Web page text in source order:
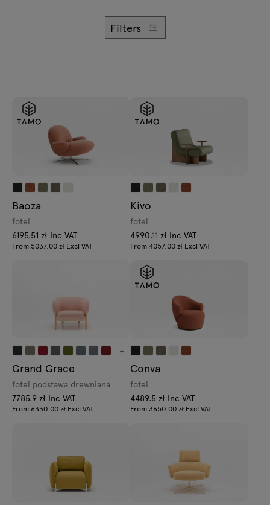
Filters
Baoza
fotel
6195.51 zł Inc VAT
From 5037.00 zł Excl VAT
Kivo
fotel
4990.11 zł Inc VAT
From 4057.00 zł Excl VAT
+
Grand Grace
fotel podstawa drewniana
7785.9 zł Inc VAT
From 6330.00 zł Excl VAT
Conva
fotel
4489.5 zł Inc VAT
From 3650.00 zł Excl VAT